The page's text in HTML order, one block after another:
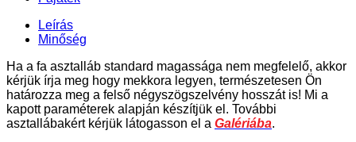
Leírás
Minőség
Ha a fa asztalláb standard magassága nem megfelelő, akkor
kérjük írja meg hogy mekkora legyen, természetesen Ön
határozza meg a felső négyszögszelvény hosszát is! Mi a
kapott paraméterek alapján készítjük el. További
asztallábakért kérjük látogasson el a Galériába.